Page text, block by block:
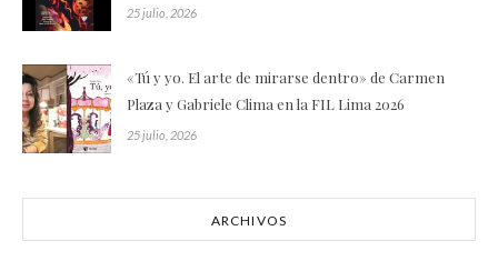
25 julio, 2026
«Tú y yo. El arte de mirarse dentro» de Carmen
Plaza y Gabriele Clima en la FIL Lima 2026
25 julio, 2026
ARCHIVOS